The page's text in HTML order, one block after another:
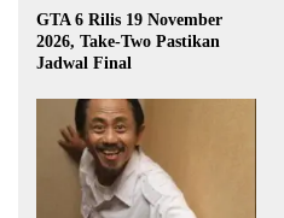
GTA 6 Rilis 19 November
2026, Take-Two Pastikan
Jadwal Final